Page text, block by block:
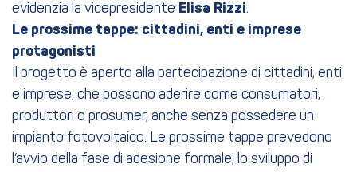
evidenzia la vicepresidente Elisa Rizzi.
Le prossime tappe: cittadini, enti e imprese
protagonisti
Il progetto è aperto alla partecipazione di cittadini, enti
e imprese, che possono aderire come consumatori,
produttori o prosumer, anche senza possedere un
impianto fotovoltaico. Le prossime tappe prevedono
l’avvio della fase di adesione formale, lo sviluppo di